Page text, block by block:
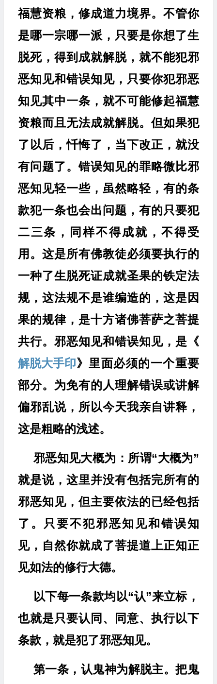
福慧资粮，修成道力境界。不管你
是哪一宗哪一派，只要是你想了生
脱死，得到成就解脱，就不能犯邪
恶知见和错误知见，只要你犯邪恶
知见其中一条，就不可能修起福慧
资粮而且无法成就解脱。但如果犯
了以后，忏悔了，当下改正，就没
有问题了。错误知见的罪略微比邪
恶知见轻一些，虽然略轻，有的条
款犯一条也会出问题，有的只要犯
二三条，同样不得成就，不得受
用。这是所有佛教徒必须要执行的
一种了生脱死证成就圣果的铁定法
规，这法规不是谁编造的，这是因
果的规律，是十方诸佛菩萨之菩提
共行。邪恶知见和错误知见，是《
解脱大手印》里面必须的一个重要
部分。为免有的人理解错误或讲解
偏邪乱说，所以今天我亲自讲释，
这是粗略的浅述。
邪恶知见大概为：所谓“大概为”
就是说，这里并没有包括完所有的
邪恶知见，但主要依法的已经包括
了。只要不犯邪恶知见和错误知
见，自然你就成了菩提道上正知正
见如法的修行大德。
以下每一条款均以“认”来立标，
也就是只要认同、同意、执行以下
条款，就是犯了邪恶知见。
第一条，认鬼神为解脱主。把鬼